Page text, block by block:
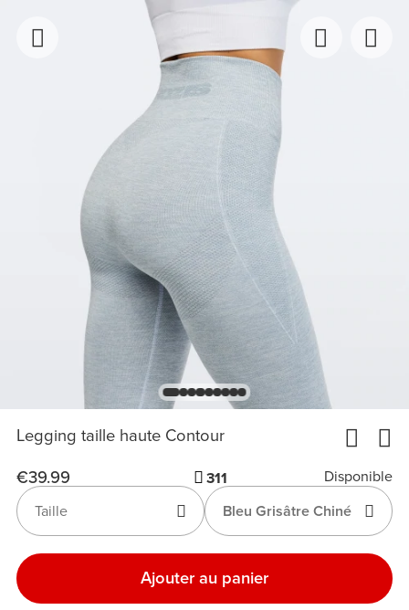
Legging taille haute Contour
€39.99 311
Disponible
Bleu Grisâtre Chiné
Taille
Ajouter au panier